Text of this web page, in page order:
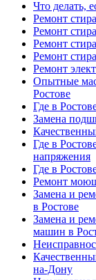
Что делать,
Ремонт
Ремонт
Ремонт
Ремонт
Ремонт
Опытные
Ростове
Где в
Замена
Где в
напряжения
Где в
Ремонт
Замена и
в Ростове
Замена и
машин в
на-Дону